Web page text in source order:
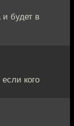
и будет в
кого